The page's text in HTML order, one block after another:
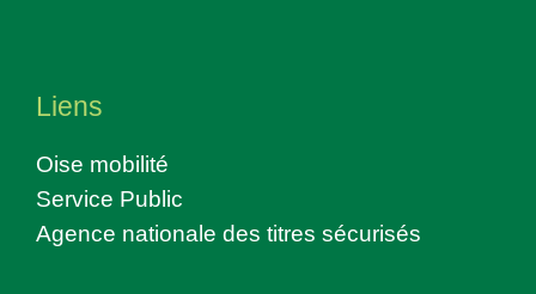
Liens
Oise mobilité
Service Public
Agence nationale des titres sécurisés